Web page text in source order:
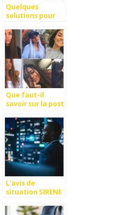
Quelques
solutions pour
au travail
Que faut-il
savoir sur la post
L’avis de
situation SIRENE
retenir